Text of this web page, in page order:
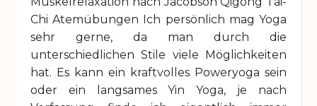
Chi Atemübungen Ich persönlich mag Yoga
sehr gerne, da man durch die
unterschiedlichen Stile viele Möglichkeiten
hat. Es kann ein kraftvolles Poweryoga sein
oder ein langsames Yin Yoga, je nach